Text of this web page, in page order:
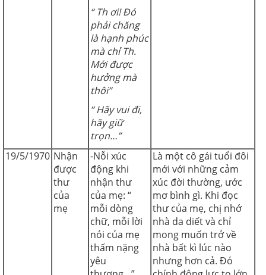
“ Th ơi! Đó
phải chăng
là hạnh phúc
mà chỉ Th.
Mới được
hưởng mà
thôi”
“ Hãy vui đi,
hãy giữ
trọn…”
19/5/1970 Nhận
được
thư
của
mẹ
-Nỗi xúc
động khi
nhận thư
của mẹ: “
mỗi dòng
chữ, mỗi lời
nói của mẹ
thấm nặng
yêu
Là một cô gái tuổi đôi
mới với những cảm
xúc đời thường, ước
mơ bình gì. Khi đọc
thư của mẹ, chị nhớ
nhà da diết và chỉ
mong muốn trở về
nhà bất kì lúc nào
nhưng hơn cả. Đó